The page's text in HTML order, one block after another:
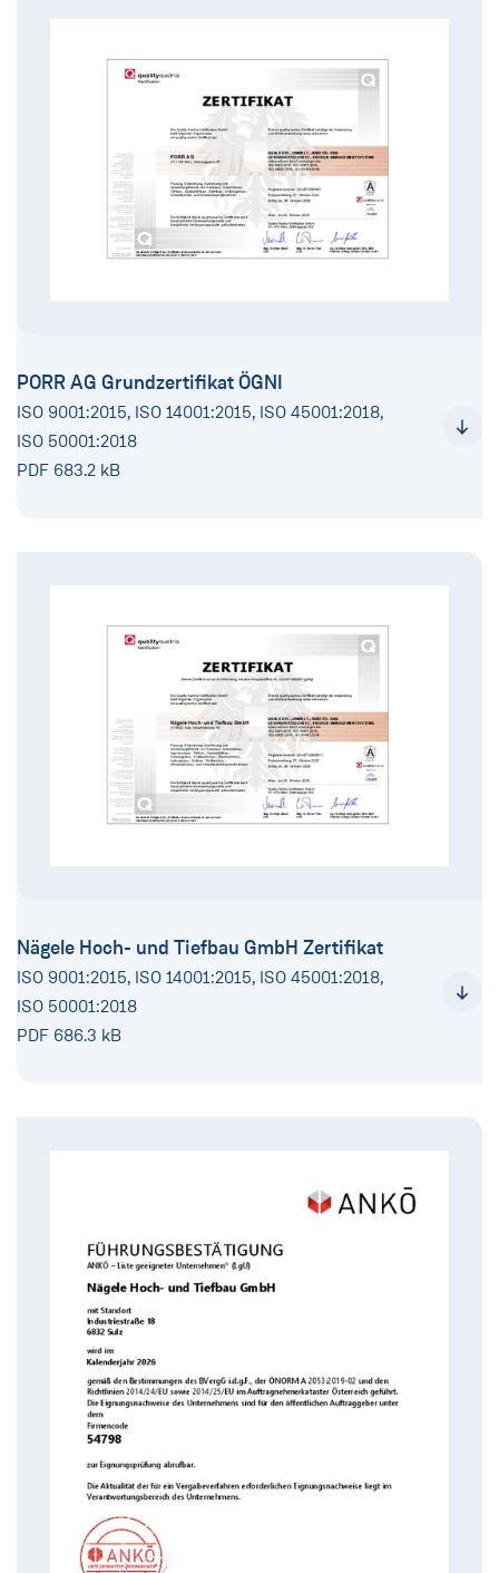
PORR AG Grundzertifikat ÖGNI
ISO 9001:2015, ISO 14001:2015, ISO 45001:2018,
ISO 50001:2018
PDF 683.2 kB
Nägele Hoch- und Tiefbau GmbH Zertifikat
ISO 9001:2015, ISO 14001:2015, ISO 45001:2018,
ISO 50001:2018
PDF 686.3 kB